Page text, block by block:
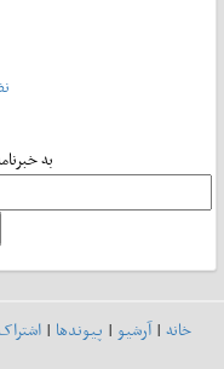
به
خانه|آرشیو| پیوندها| اشتراک